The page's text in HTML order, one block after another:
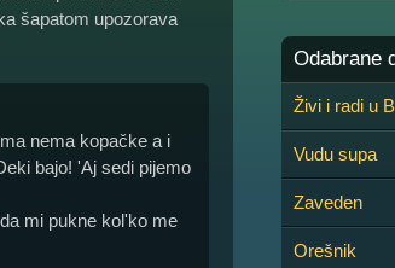
šapatom upozorava
nema kopačke a i
bajo! 'Aj sedi pijemo
mi pukne kol'ko me
Odabrane
Živi i radi u
Vudu supa
Zaveden
Orešnik